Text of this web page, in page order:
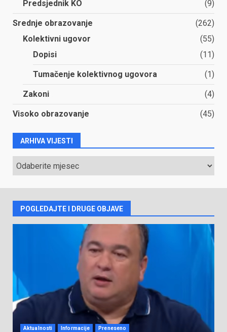
Predsjednik KO (9)
Srednje obrazovanje
(262)
Kolektivni ugovor
(55)
Dopisi
(11)
Tumačenje kolektivnog ugovora (1)
Zakoni (4)
Visoko obrazovanje (45)
ARHIVA VIJESTI
ARHIVA
VIJESTI
POGLEDAJTE I DRUGE OBJAVE
Aktualnosti Informacije Preneseno